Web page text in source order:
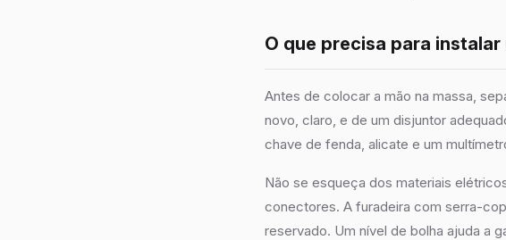
O que precisa para
Antes de colocar a mão na massa,
novo, claro, e de um disjuntor
chave de fenda, alicate e um
Não se esqueça dos materiais
conectores. A furadeira com serra-
reservado. Um nível de bolha ajuda a